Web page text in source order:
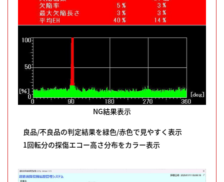
NG結果表示
良品/不良品の判定結果を緑色/赤色で見やすく表示
1回転分の探傷エコー高さ分布をカラー表示